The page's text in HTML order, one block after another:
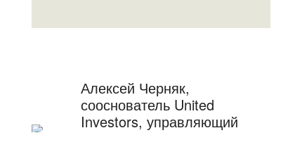
Алексей Черняк,
сооснователь United
Investors, управляющий